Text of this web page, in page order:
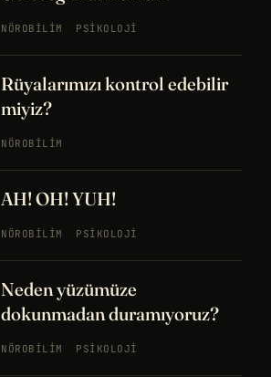
NÖROBILIM PSIKOLOJI
Rüyalarımızı kontrol edebilir
miyiz?
NÖROBILIM
AH! OH! YUH!
NÖROBILIM PSIKOLOJI
Neden yüzümüze
dokunmadan duramıyoruz?
NÖROBILIM PSIKOLOJI